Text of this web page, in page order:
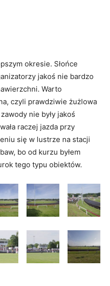
okresie. Słońce
jakoś nie bardzo
Warto
czyli prawdziwie żużlowa
nie były jakoś
raczej jazda przy
się w lustrze na stacji
bo od kurzu byłem
tego typu obiektów.